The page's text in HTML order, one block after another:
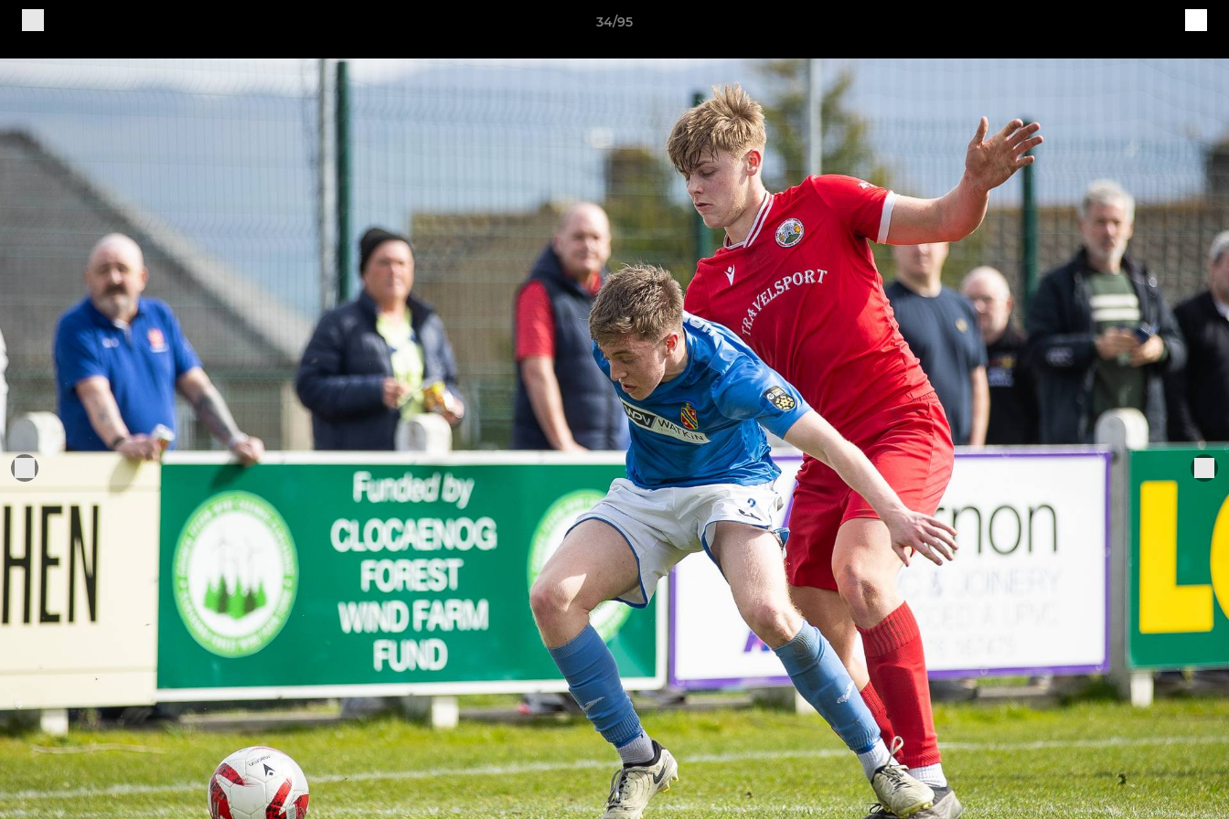
34/95